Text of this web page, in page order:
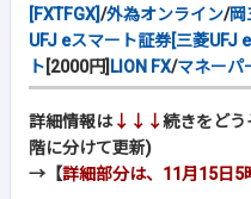
[FXTFGX]/外為オンライン/岡
UFJ eスマート証券[三菱UFJ
ト [2000円] LION FX/マネーパ
詳細情報は↓↓↓続きをど
階に分けて更新)
→【詳細部分は、11月15日5